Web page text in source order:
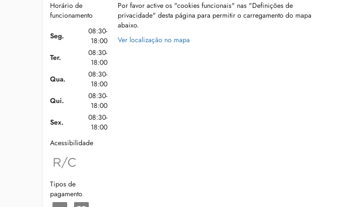
Horário de
funcionamento
Seg.
08:30-
18:00
Ter.
08:30-
18:00
Qua.
08:30-
18:00
Qui.
08:30-
18:00
Sex.
08:30-
18:00
Acessibilidade
Tipos de
pagamento
Por favor active os "cookies funcionais" nas "Definições de
privacidade" desta página para permitir o carregamento do mapa
abaixo.
Ver localização no mapa